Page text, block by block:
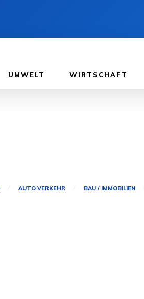
UMWELT WIRTSCHAFT
AUTO VERKEHR BAU / IMMOBILIEN